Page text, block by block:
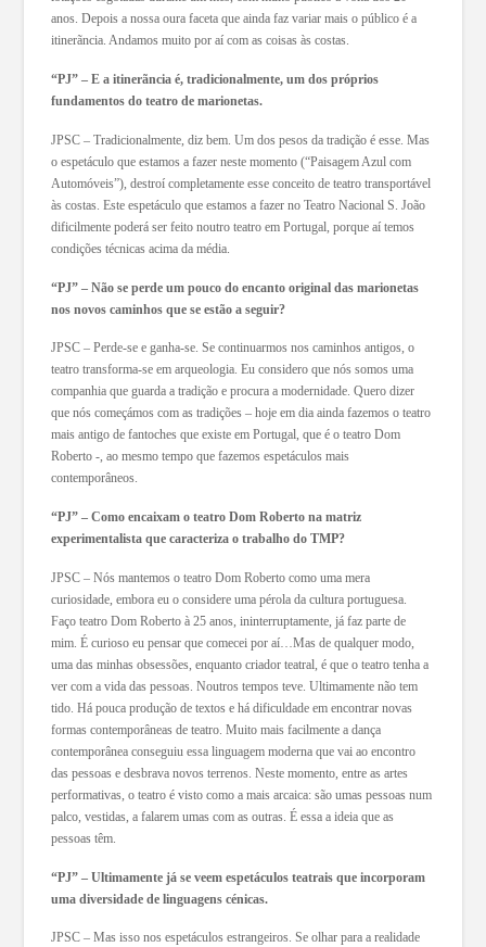
anos. Depois a nossa oura faceta que ainda faz variar mais o público é a
itinerãncia. Andamos muito por aí com as coisas às costas.
“PJ” – E a itinerãncia é, tradicionalmente, um dos próprios
fundamentos do teatro de marionetas.
JPSC – Tradicionalmente, diz bem. Um dos pesos da tradição é esse. Mas
o espetáculo que estamos a fazer neste momento (“Paisagem Azul com
Automóveis”), destroí completamente esse conceito de teatro transportável
às costas. Este espetáculo que estamos a fazer no Teatro Nacional S. João
dificilmente poderá ser feito noutro teatro em Portugal, porque aí temos
condições técnicas acima da média.
“PJ” – Não se perde um pouco do encanto original das marionetas
nos novos caminhos que se estão a seguir?
JPSC – Perde-se e ganha-se. Se continuarmos nos caminhos antigos, o
teatro transforma-se em arqueologia. Eu considero que nós somos uma
companhia que guarda a tradição e procura a modernidade. Quero dizer
que nós começámos com as tradições – hoje em dia ainda fazemos o teatro
mais antigo de fantoches que existe em Portugal, que é o teatro Dom
Roberto -, ao mesmo tempo que fazemos espetáculos mais
contemporâneos.
“PJ” – Como encaixam o teatro Dom Roberto na matriz
experimentalista que caracteriza o trabalho do TMP?
JPSC – Nós mantemos o teatro Dom Roberto como uma mera
curiosidade, embora eu o considere uma pérola da cultura portuguesa.
Faço teatro Dom Roberto à 25 anos, ininterruptamente, já faz parte de
mim. É curioso eu pensar que comecei por aí…Mas de qualquer modo,
uma das minhas obsessões, enquanto criador teatral, é que o teatro tenha a
ver com a vida das pessoas. Noutros tempos teve. Ultimamente não tem
tido. Há pouca produção de textos e há dificuldade em encontrar novas
formas contemporâneas de teatro. Muito mais facilmente a dança
contemporânea conseguiu essa linguagem moderna que vai ao encontro
das pessoas e desbrava novos terrenos. Neste momento, entre as artes
performativas, o teatro é visto como a mais arcaica: são umas pessoas num
palco, vestidas, a falarem umas com as outras. É essa a ideia que as
pessoas têm.
“PJ” – Ultimamente já se veem espetáculos teatrais que incorporam
uma diversidade de linguagens cénicas.
JPSC – Mas isso nos espetáculos estrangeiros. Se olhar para a realidade